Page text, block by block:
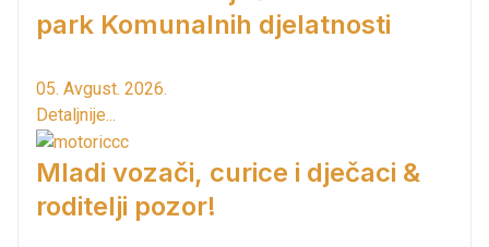
park Komunalnih djelatnosti
05. Avgust. 2026.
Detaljnije...
Mladi vozači, curice i dječaci &
roditelji pozor!